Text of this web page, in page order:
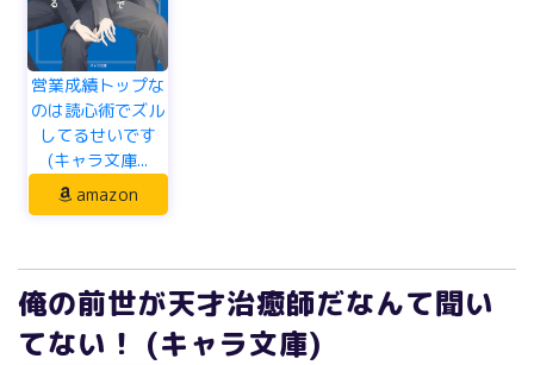
営業成績トップな
のは読心術でズル
してるせいです
(キャラ文庫...
amazon
俺の前世が天才治癒師だなんて聞い
てない！ (キャラ文庫)